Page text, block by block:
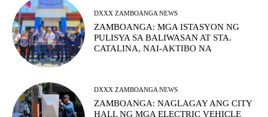
DXXX ZAMBOANGA NEWS
ZAMBOANGA: MGA ISTASYON NG
PULISYA SA BALIWASAN AT STA.
CATALINA, NAI-AKTIBO NA
DXXX ZAMBOANGA NEWS
ZAMBOANGA: NAGLAGAY ANG CITY
HALL NG MGA ELECTRIC VEHICLE